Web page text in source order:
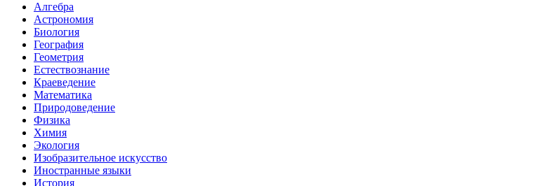
Алгебра
Астрономия
Биология
География
Геометрия
Естествознание
Краеведение
Математика
Природоведение
Физика
Химия
Экология
Изобразительное искусство
Иностранные языки
История